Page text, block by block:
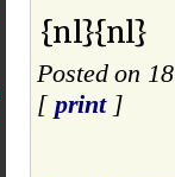
{nl}{nl}
Posted on
[ print]